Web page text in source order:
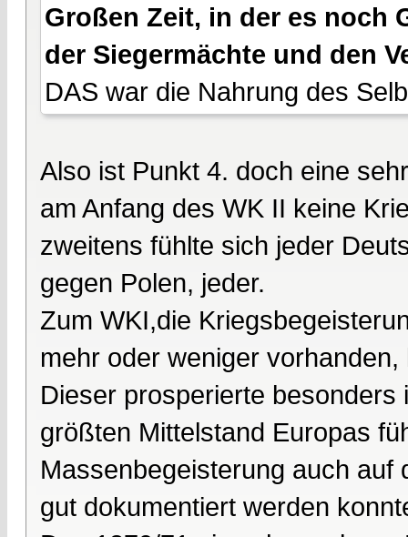
Großen Zeit, in der es noch
der Siegermächte und den
DAS war die Nahrung des
Also ist Punkt 4. doch eine
am Anfang des WK II keine
zweitens fühlte sich jeder
gegen Polen, jeder.
Zum WKI,die
mehr oder weniger
Dieser prosperierte
größten Mittelstand Europas
Massenbegeisterung auch
gut dokumentiert werden